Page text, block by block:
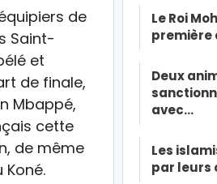
de
Saint-
et
de finale,
Mbappé,
cette
de même
Koné.
Le Roi
première
Deux
avec…
Les
par leurs